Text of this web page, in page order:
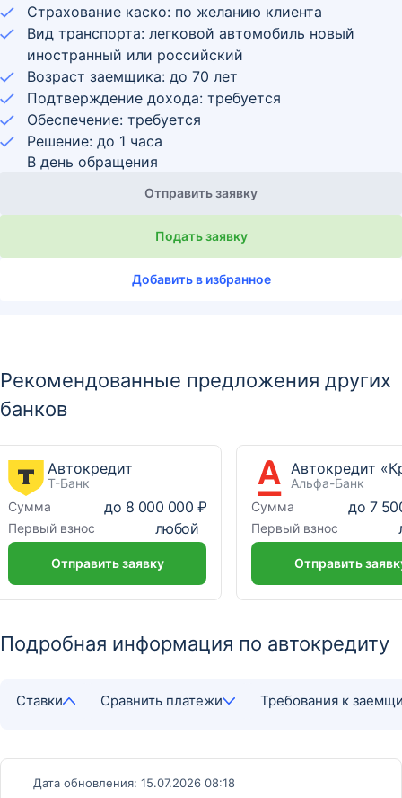
Добавить в избранное
Страхование каско: по желанию клиента
Вид транспорта: легковой автомобиль новый
иностранный или российский
Возраст заемщика: до 70 лет
Подтверждение дохода: требуется
Обеспечение: требуется
Решение: до 1 часа
В день обращения
Отправить заявку
Подать заявку
Рекомендованные предложения других
банков
Автокредит
Т-Банк
Сумма
до 8 000 000 ₽
Первый взнос любой
Отправить заявку
Альфа-Банк
Сумма
до 7
Первый взнос
Отправить
Подробная информация по автокредиту
Ставки Сравнить платежи Требования к
Дата обновления: 15.07.2026 08:18